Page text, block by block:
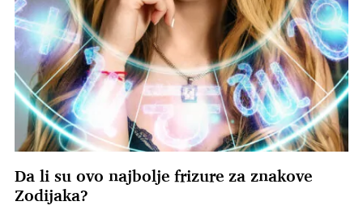
Da li su ovo najbolje frizure za znakove
Zodijaka?